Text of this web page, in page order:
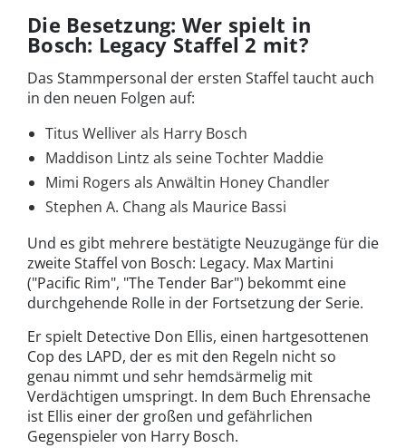
Die Besetzung: Wer spielt in
Bosch: Legacy Staffel 2 mit?
Das Stammpersonal der ersten Staffel taucht auch
in den neuen Folgen auf:
Titus Welliver als Harry Bosch
Maddison Lintz als seine Tochter Maddie
Mimi Rogers als Anwältin Honey Chandler
Stephen A. Chang als Maurice Bassi
Und es gibt mehrere bestätigte Neuzugänge für die
zweite Staffel von Bosch: Legacy. Max Martini
("Pacific Rim", "The Tender Bar") bekommt eine
durchgehende Rolle in der Fortsetzung der Serie.
Er spielt Detective Don Ellis, einen hartgesottenen
Cop des LAPD, der es mit den Regeln nicht so
genau nimmt und sehr hemdsärmelig mit
Verdächtigen umspringt. In dem Buch Ehrensache
ist Ellis einer der großen und gefährlichen
Gegenspieler von Harry Bosch.